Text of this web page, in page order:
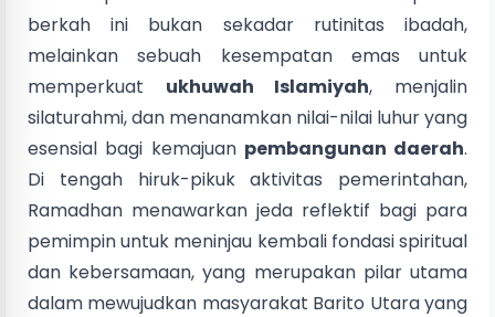
berkah ini bukan sekadar rutinitas ibadah,
melainkan sebuah kesempatan emas untuk
memperkuat ukhuwah Islamiyah, menjalin
silaturahmi, dan menanamkan nilai-nilai luhur yang
esensial bagi kemajuan pembangunan daerah.
Di tengah hiruk-pikuk aktivitas pemerintahan,
Ramadhan menawarkan jeda reflektif bagi para
pemimpin untuk meninjau kembali fondasi spiritual
dan kebersamaan, yang merupakan pilar utama
dalam mewujudkan masyarakat Barito Utara yang